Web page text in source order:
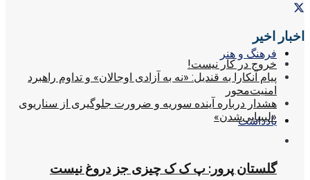
فرهنگ و هنر
یادداشت
اخبار اخیر
خروج در کار نیست!
پیام آنکارا به قندیل: «نه به آزادی اوجالان» و تداوم راهبرد
امنیت‌محور
هشدار درباره آینده سوریه و ضرورت جلوگیری از سناریوی
«لیبیایی‌شدن»
گلستان پرور: پ ک ک چیزی جز دروغ نیست